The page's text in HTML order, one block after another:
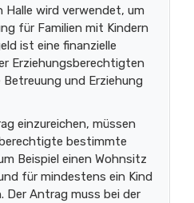
Halle wird verwendet, um
für Familien mit Kindern
ist eine finanzielle
Erziehungsberechtigten
und Erziehung
einzureichen, müssen
bestimmte
Beispiel einen Wohnsitz
für mindestens ein Kind
Der Antrag muss bei der